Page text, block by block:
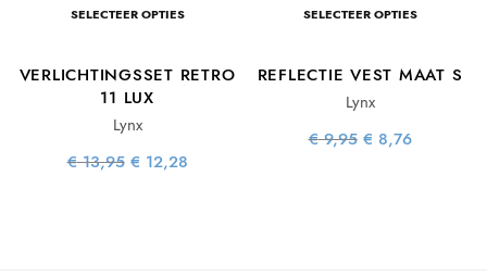
SELECTEER OPTIES
VERLICHTINGSSET RETRO
11 LUX
Lynx
€13,95 Oorspronkelijke
prijs was:
€ 12,28
SELECTEER OPTIES
REFLECTIE VEST MAAT S
Lynx
€9,95 Oorspronkelijke
prijs was:
€ 8,76Huidige